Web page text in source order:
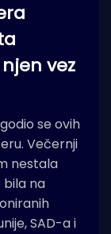
vez
se ovih
Večernji
nestala
bila na
SAD-a i